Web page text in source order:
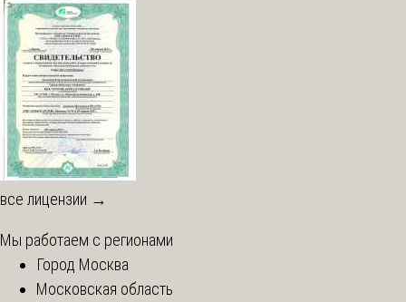
все лицензии →
Мы работаем с регионами
Город Москва
Московская область